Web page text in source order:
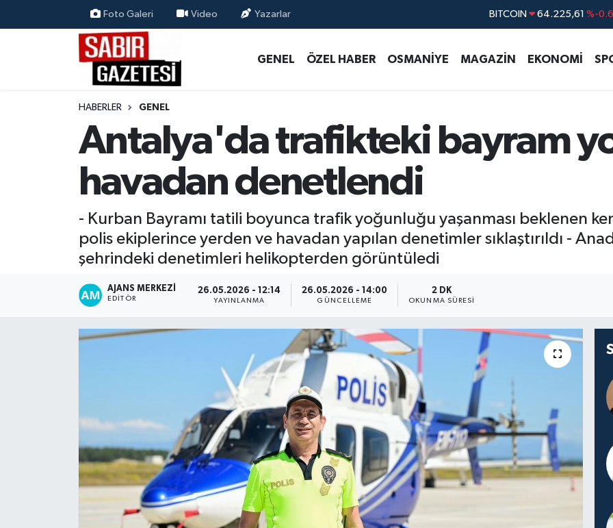
Foto Galeri Video Yazarlar DOLAR 47,7143
STERLİN 64,2463
BITCOIN 64.225,61 %-
GENEL ÖZEL HABER OSMANİYE MAGAZİN EKONOMİ
HABERLER GENEL
Antalya'da trafikteki bayram
havadan denetlendi
- Kurban Bayramı tatili boyunca trafik yoğunluğu yaşanması beklenen
polis ekiplerince yerden ve havadan yapılan denetimler sıklaştırıldı -
şehrindeki denetimleri helikopterden görüntüledi
AJANS MERKEZI
EDITÖR
26.05.2026 - 12:14
YAYINLANMA
26.05.2026 - 14:00
GÜNCELLEME
2 DK
OKUNMA SÜRESI
ÖZEL HABER
MAGAZİN
RESMİ İLANLAR
Osmaniye Nöbetçi Eczaneler
Osmaniye Hava Durumu
Süper Lig Puan Durumu ve Fikstür
Tüm Manşetler
Son Dakika Haberleri
Haber Arşivi